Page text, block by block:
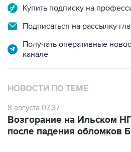
Купить подписку на
Подписаться на рассылку
Получать оперативные
канале
НОВОСТИ ПО ТЕМЕ
8 августа 07:37
Возгорание на Ильском
после падения обломков